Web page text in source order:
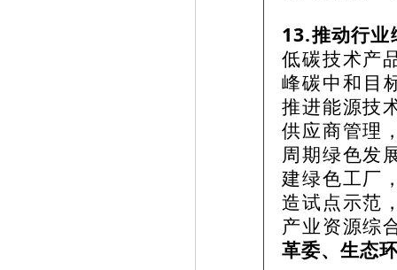
13.推动行业
低碳技术产
峰碳中和目
推进能源技
供应商管理
周期绿色发
建绿色工厂
造试点示范
产业资源综
革委、生态